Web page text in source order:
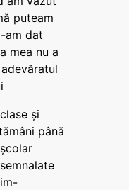
puteam
am dat
mea nu a
și
până